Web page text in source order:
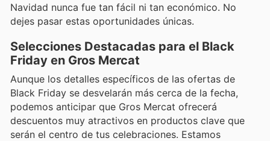
Navidad nunca fue tan fácil ni tan económico. No
dejes pasar estas oportunidades únicas.
Selecciones Destacadas para el Black
Friday en Gros Mercat
Aunque los detalles específicos de las ofertas de
Black Friday se desvelarán más cerca de la fecha,
podemos anticipar que Gros Mercat ofrecerá
descuentos muy atractivos en productos clave que
serán el centro de tus celebraciones. Estamos